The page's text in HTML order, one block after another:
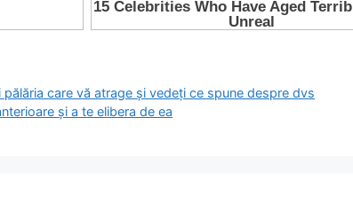
care vă atrage și vedeți ce spune despre dvs
și a te elibera de ea